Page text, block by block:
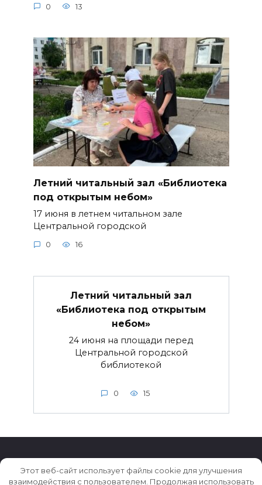
0 13
Летний читальный зал «Библиотека
под открытым небом»
17 июня в летнем читальном зале
Центральной городской
0 16
Летний читальный зал
«Библиотека под открытым
небом»
24 июня на площади перед
Центральной городской
библиотекой
0 15
Этот веб-сайт использует файлы cookie для улучшения
взаимодействия с пользователем. Продолжая использовать